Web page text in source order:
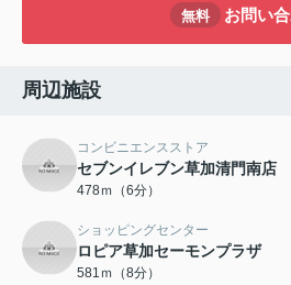
無料 お問い
周辺施設
コンビニエンスストア
セブンイレブン草加清門南店
478ｍ（6分）
ショッピングセンター
ロピア草加セーモンプラザ
581ｍ（8分）